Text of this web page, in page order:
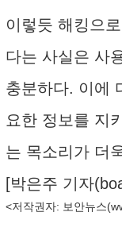
이렇듯 해킹으
다는 사실은 사
충분하다. 이에
요한 정보를 지
는 목소리가 더
[박은주 기자(
<저작권자: 보안뉴스(